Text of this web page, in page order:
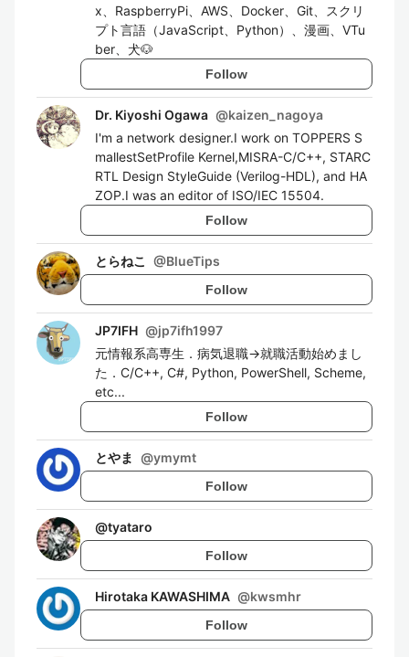
x、RaspberryPi、AWS、Docker、Git、スクリ
プト言語（JavaScript、Python）、漫画、VTu
ber、犬🐶
Follow
Dr. Kiyoshi Ogawa @kaizen_nagoya
I'm a network designer.I work on TOPPERS S
mallestSetProfile Kernel,MISRA-C/C++, STARC
RTL Design StyleGuide (Verilog-HDL), and HA
ZOP.I was an editor of ISO/IEC 15504.
Follow
とらねこ @BlueTips
Follow
JP7IFH @jp7ifh1997
元情報系高専生．病気退職→就職活動始めまし
た．C/C++, C#, Python, PowerShell, Scheme,
etc...
Follow
とやま @ymymt
Follow
@tyataro
Follow
Hirotaka KAWASHIMA @kwsmhr
Follow